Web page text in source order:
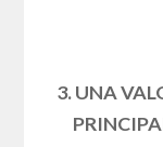
3. UNA